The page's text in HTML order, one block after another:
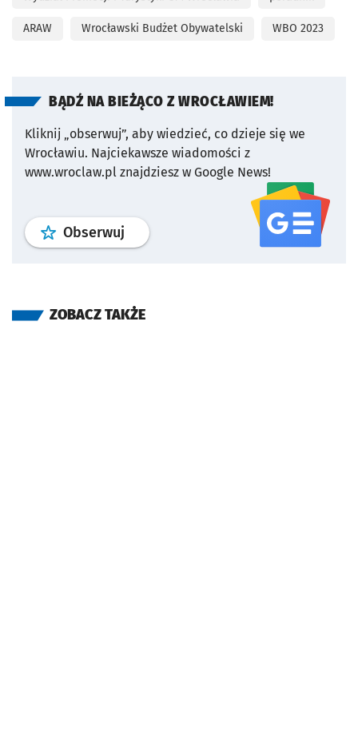
ARAW Wrocławski Budżet Obywatelski WBO 2023
BĄDŹ NA BIEŻĄCO Z WROCŁAWIEM!
Kliknij „obserwuj”, aby wiedzieć, co dzieje się we
Wrocławiu. Najciekawsze wiadomości z
www.wroclaw.pl znajdziesz w Google News!
Obserwuj profil serwisu
ZOBACZ TAKŻE